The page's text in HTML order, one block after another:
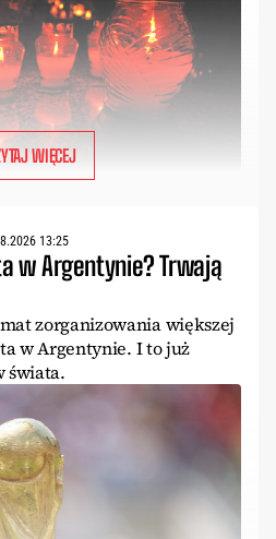
WIĘCEJ
13:25
w Argentynie? Trwają
zorganizowania większej
w Argentynie. I to już
świata.